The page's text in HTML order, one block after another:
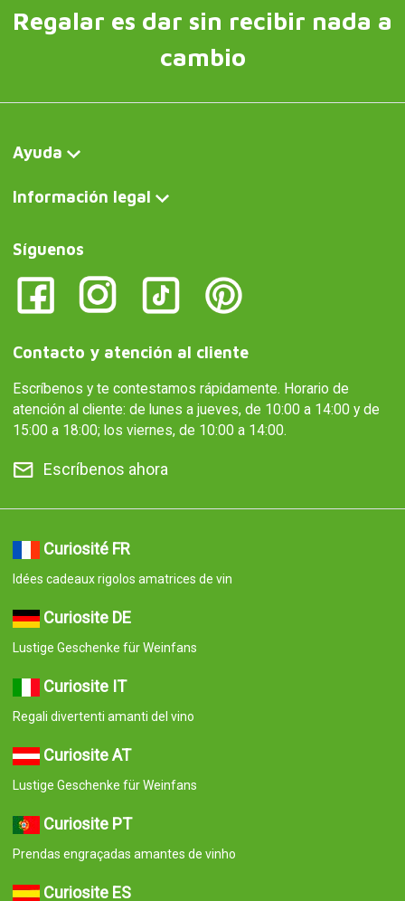
Regalar es dar sin recibir nada a
cambio
Ayuda
Información legal
Síguenos
Contacto y atención al cliente
Escríbenos y te contestamos rápidamente. Horario de
atención al cliente: de lunes a jueves, de 10:00 a 14:00 y de
15:00 a 18:00; los viernes, de 10:00 a 14:00.
Escríbenos ahora
Curiosité FR
Idées cadeaux rigolos amatrices de vin
Curiosite DE
Lustige Geschenke für Weinfans
Curiosite IT
Regali divertenti amanti del vino
Curiosite AT
Lustige Geschenke für Weinfans
Curiosite PT
Prendas engraçadas amantes de vinho
Curiosite ES